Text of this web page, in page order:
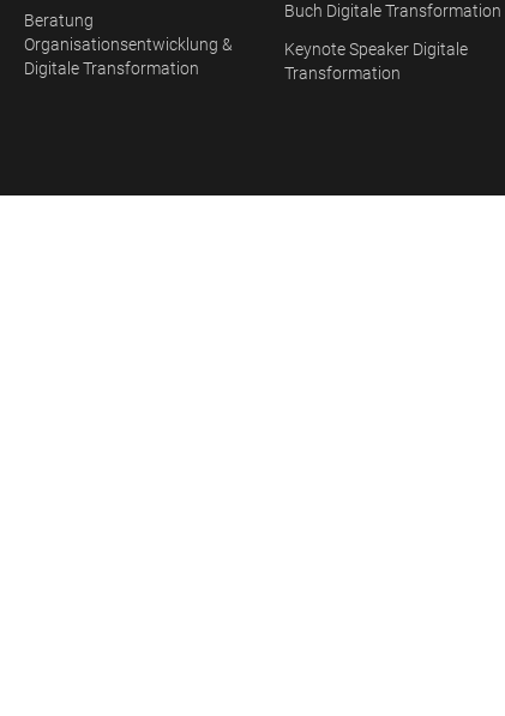
Beratung
Organisationsentwicklung &
Digitale Transformation
Buch Digitale Transformation
Keynote Speaker Digitale
Transformation